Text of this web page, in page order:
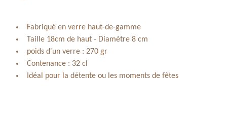
Fabriqué en verre haut-de-gamme
Taille 18cm de haut - Diamètre 8 cm
poids d'un verre : 270 gr
Contenance : 32 cl
Idéal pour la détente ou les moments de fêtes